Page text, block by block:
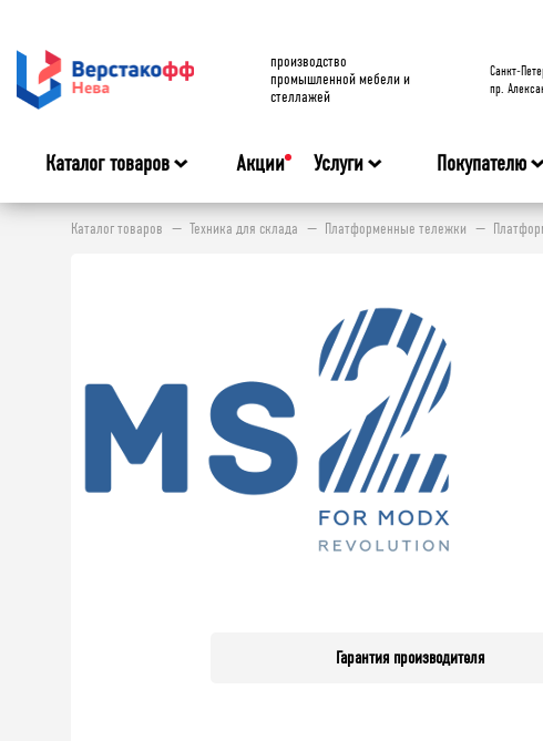
производство
промышленной мебели и
стеллажей
Cанкт-
пр.
Каталог товаров Акции Услуги Покупателю
Каталог товаров Техника для склада Платформенные тележки
Гарантия производителя